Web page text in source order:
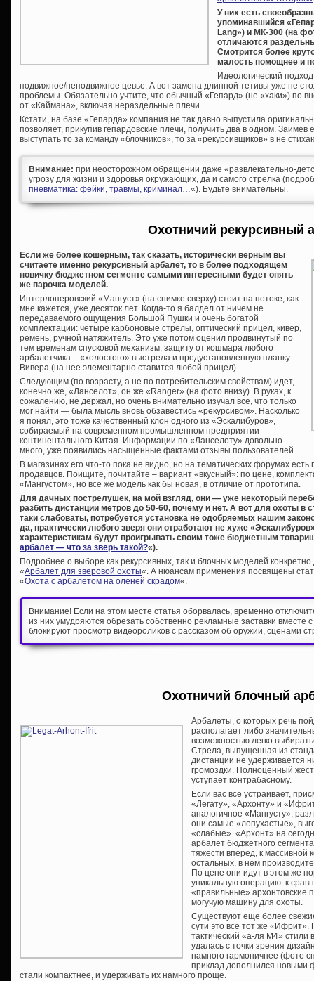
У них есть
упоминавшийся
Lang») и МК-300 (на
отличаются
Смотрится более
малость помощнее и
Идеологический
подвижное/неподвижное цевье. А вот замена длинной тетивы уже не
проблемы. Обязательно учтите, что обычный «Гепард» (не «хаки») по
от «Каймана», включая нераздельные плечи.
Кстати, на базе «Гепарда» компания не так давно выпустила
позволяет, прикупив гепардовские плечи, получить два в одном.
выступать то за команду «блочников», то за «рекурсивщиков» в не
Внимание: при неосторожном обращении даже «развлекательно-
угрозу для жизни и здоровья окружающих, да и самого стрелка
пневматика: фейки, травмы, криминал… «). Будьте внимательны.
Охотничий рекурсивный
Если же более кошерным, так сказать, исторически верным вы
считаете именно рекурсивный арбалет, то в более подходящем
новичку бюджетном сегменте самыми интересными будет опять
же парочка моделей.
Интерлоперовский «Мангуст» (на снимке сверху) стоит на потоке, как
мне кажется, уже десяток лет. Когда-то я балдел от ничем не
передаваемого ощущения Большой Пушки и очень богатой
комплектации: четыре карбоновые стрелы, оптический прицел, кивер,
ремень, ручной натяжитель. Это уже потом оценил продвинутый по
тем временам спусковой механизм, защиту от кошмара любого
арбалетчика – «холостого» выстрела и предустановленную планку
Вивера (на нее элементарно ставится любой прицел).
Следующим (по возрасту, а не по потребительским свойствам) идет,
конечно же, «Ланселот», он же «Ranger» (на фото внизу). В руках, к
сожалению, не держал, но очень внимательно изучал все, что только
мог найти — была мысль вновь обзавестись «рекурсивом». Насколько
я понял, это тоже качественный клон одного из «Эскалибуров»,
собираемый на современном промышленном предприятии
континентального Китая. Информации по «Ланселоту» довольно
много, уже появились насыщенные фактами отзывы пользователей.
В магазинах его что-то пока не видно, но на тематических форумах
продавцов. Поищите, почитайте – вариант «вкусный»: по цене,
«Мангустом», но все же модель как бы новая, в отличие от прототипа.
Для дачных пострелушек, на мой взгляд, они — уже некоторый
разбить дистанции метров до 50-60, почему и нет. А вот для охоты в
таки слабоваты, потребуется установка не одобряемых нашим
да, практически любого зверя они отработают не хуже
характеристикам будут проигрывать своим тоже бюджетным
арбалет — что за зверь такой?«).
Подробнее о выборе как рекурсивных, так и блочных моделей
«Арбалет для зверовой охоты«. А нюансам применения посвящены
«Охота с арбалетом на оленей скрадом«.
Внимание! Если на этом месте статья оборвалась, временно
из них умудряются обрезать собственно рекламные заставки вместе
блокируют просмотр видеороликов с рассказом об оружии, сценами
Охотничий блочный
Арбалеты, о которых речь
располагает либо
возможностью легко
Стрела, выпущенная из
дистанции не удерживается
громоздки. Полноценный
уступает контрабасному.
Если вас все устраивает,
«Легату», «Архонту» и
аналогичное «Мангусту»,
они самые «лопухастые»,
«слабые». «Архонт» на
арбалет бюджетного
тяжести вперед, к массивной
остальных, в нем
По цене они идут в этом же
уникальную операцию: к
«правильные» архонтовские
могучую машину для охоты.
Существуют еще более
сути это все тот же «Ифрит».
тактический «а-ля М4» стили
удалась с точки зрения
намного гармоничнее (фото
приклад дополнился
стали компактнее, и удерживать их намного проще.